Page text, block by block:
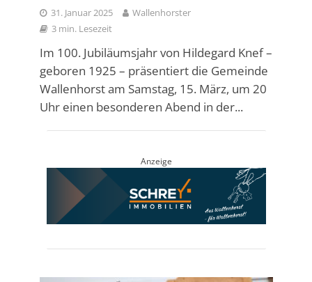
31. Januar 2025
Wallenhorster
3 min. Lesezeit
Im 100. Jubiläumsjahr von Hildegard Knef –
geboren 1925 – präsentiert die Gemeinde
Wallenhorst am Samstag, 15. März, um 20
Uhr einen besonderen Abend in der...
Anzeige